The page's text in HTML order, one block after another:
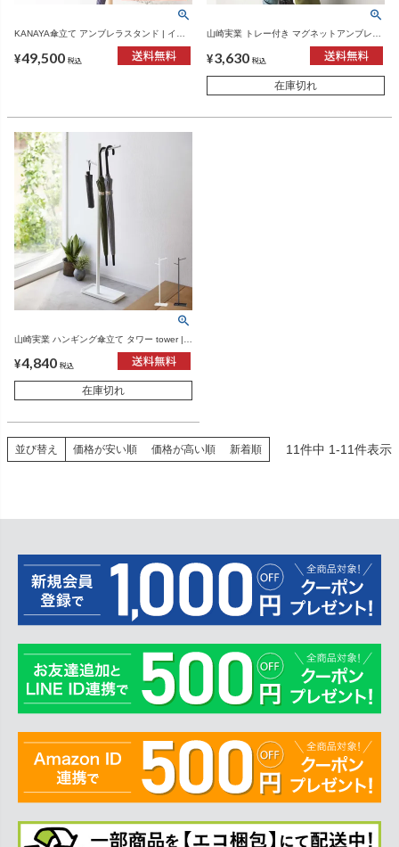
KANAYA傘立て アンブレラスタンド | イン
¥49,500 税込
山崎実業 トレー付き マグネットアンブレラ
ホルダー トスカ tosca | インテリア雑貨・ト
スカシリーズ
¥3,630 税込
在庫切れ
山崎実業 ハンギング傘立て タワー tower |
¥4,840 税込
在庫切れ
並び替え 価格が安い順 価格が高い順 新着順 11件中 1-11件表示